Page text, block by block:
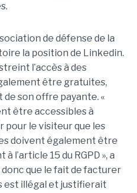
de défense de la
la position de Linkedin.
l’accès à des
être gratuites,
son offre payante. «
être accessibles à
pour le visiteur que les
doivent également être
l’article 15 du RGPD », a
que le fait de facturer
est illégal et justifierait